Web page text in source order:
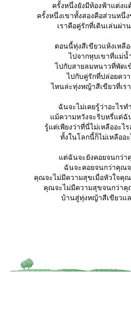
ครั้งหนึ่งยังมีท้องฟ้าแต่งแ
ครั้งหนึ่งเขาทั้งสองคือส่วนหนึ่
เราคือคู่รักที่เดินเล่นผ่า
ตอนนี้ทุ่งสีเขียวแห้งเหลื
ไปจากหุบเขาที่แม่น้
ไปกับสายลมหนาวที่พัดเ
ไปกับคู่รักที่ปล่อยคว
ไหนล่ะทุ่งหญ้าสีเขียวที่เร
ฉันจะไม่เคยรู้ว่าอะไรท
ม้ความหวังจะริบหรี่แต่ฉัน
รู้แต่เพียงว่าที่นี่ไม่เหลืออะไ
ทั้งในโลกนี้ก็ไม่เหลืออ
ต่ฉันจะยังคอยจนกว่า
ฉันจะคอยจนกว่าคุณจ
คุณจะไม่มีความสุขเมื่อหัวใจคุณ
คุณจะไม่มีความสุขจนกว่า
บ้านสู่ทุ่งหญ้าสีเขียวแ